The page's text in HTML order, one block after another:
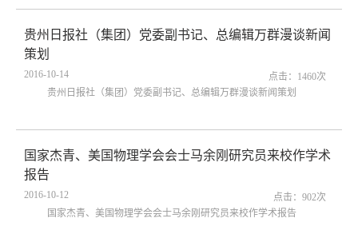
贵州日报社（集团）党委副书记、总编辑万群漫谈新闻
策划
2016-10-14 点击： 1460次
贵州日报社（集团）党委副书记、总编辑万群漫谈新闻策划
国家杰青、美国物理学会会士马余刚研究员来校作学术
报告
2016-10-12 点击： 902次
国家杰青、美国物理学会会士马余刚研究员来校作学术报告